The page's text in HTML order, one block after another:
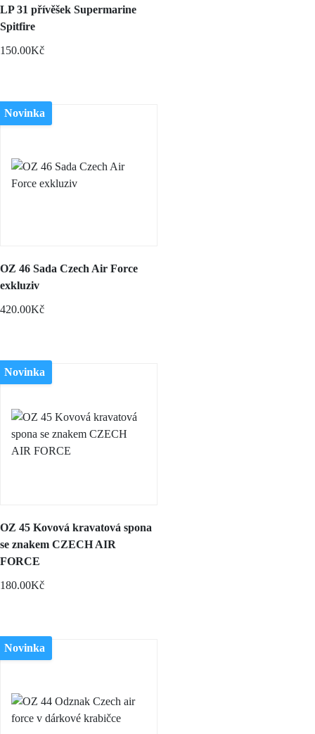
LP 31 přívěšek Supermarine
Spitfire
150.00Kč
Novinka
OZ 46 Sada Czech Air Force
exkluziv
420.00Kč
Novinka
OZ 45 Kovová kravatová spona
se znakem CZECH AIR
FORCE
180.00Kč
Novinka